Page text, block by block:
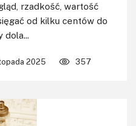
rzadkość, wartość
od kilku centów do
dola...
2025 357